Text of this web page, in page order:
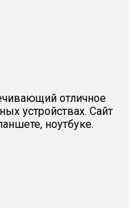
отличное
устройствах. Сайт
ноутбуке.